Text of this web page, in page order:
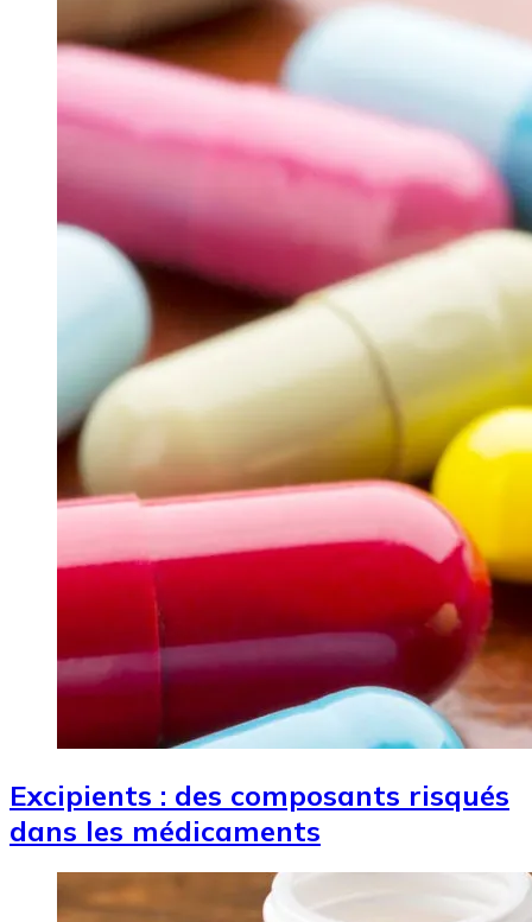
Excipients : des composants risqués
dans les médicaments
Image